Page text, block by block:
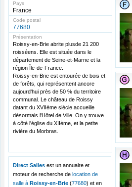
Pays
France
Code postal
77680
Présentation
Roissy-en-Brie abrite plusde 21 200
roisséens. Elle est située dans le
département de Seine-et-Marne et la
région Île-de-France.
Roissy-en-Brie est entourée de bois et
de forêts, qui représentent ancore
aujourd'hui près de 50 % du territoire
communal. Le château de Roissy
datant du XVIIème siècle accueille
désormais l'Hôtel de Ville. On y trouve
à côté l'église du XIIème, et la petite
rivière du Morbras.
Direct Salles est un annuaire et
moteur de recherche de location de
salle à Roissy-en-Brie (77680) et en